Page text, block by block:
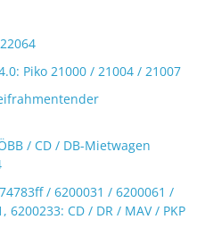
Piko 21000 / 21004 / 21007
/ CD / DB-Mietwagen
/ 6200031 / 6200061 /
6200233: CD / DR / MAV / PKP